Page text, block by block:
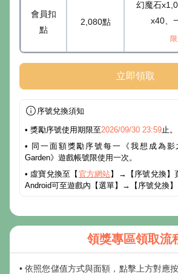
會員扣
點
2,080點
幻魔石
x40、
立即領取
序號兌換須知
• 獎勵序號使用期限至2026/09/30 23:59止。
• 同一面額獎勵序號每一《我想成為影
Garden》遊戲帳號限使用一次。
• 虛寶兌換至【 官方網站】→【序號兌換】
Android可至遊戲內【選單】→【序號兌換】
領獎專區領取流
• 依照您儲值方式與面額，點擊上方對應